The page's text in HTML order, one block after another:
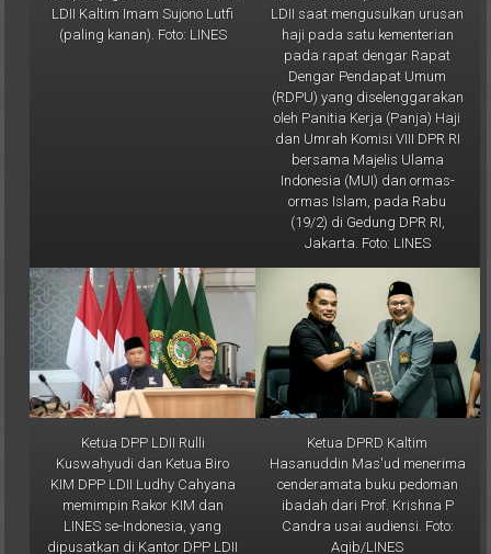
(paling kanan). Foto: LINES
haji pada satu kementerian
pada rapat dengar Rapat
Dengar Pendapat Umum
(RDPU) yang diselenggarakan
oleh Panitia Kerja (Panja) Haji
dan Umrah Komisi VIII DPR RI
bersama Majelis Ulama
Indonesia (MUI) dan ormas-
ormas Islam, pada Rabu
(19/2) di Gedung DPR RI,
Jakarta. Foto: LINES
Ketua DPP LDII Rulli
Kuswahyudi dan Ketua Biro
KIM DPP LDII Ludhy Cahyana
memimpin Rakor KIM dan
LINES se-Indonesia, yang
dipusatkan di Kantor DPP LDII
Jakarta, Rabu (12/2). Foto:
Ketua DPRD Kaltim
Hasanuddin Mas'ud menerima
cenderamata buku pedoman
ibadah dari Prof. Krishna P
Candra usai audiensi. Foto:
Aqib/LINES